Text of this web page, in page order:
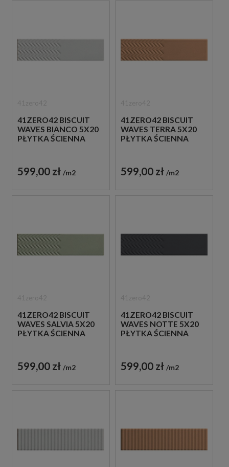
41ZERO42 BISCUIT
WAVES BIANCO 5X20
PŁYTKA ŚCIENNA
599,00 zł m2
41ZERO42 BISCUIT
WAVES TERRA 5X20
PŁYTKA ŚCIENNA
599,00 zł m2
41ZERO42 BISCUIT
WAVES SALVIA 5X20
PŁYTKA ŚCIENNA
599,00 zł m2
41ZERO42 BISCUIT
WAVES NOTTE 5X20
PŁYTKA ŚCIENNA
599,00 zł m2